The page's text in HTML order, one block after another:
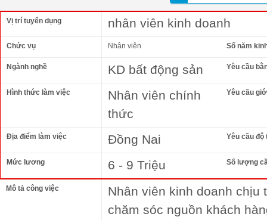
Vị trí tuyển dụng nhân viên kinh doanh
Chức vụ Nhân viên Số năm
Ngành nghề KD bất động sản Yêu cầu
Hình thức làm việc
Nhân viên chính
thức
Yêu cầu
Địa điểm làm việc Đồng Nai Yêu cầu độ
Mức lương 6 - 9 Triệu Số lượng
Mô tả công việc
Nhân viên kinh doanh chịu
chăm sóc nguồn khách